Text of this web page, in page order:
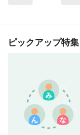
ピックアップ特集